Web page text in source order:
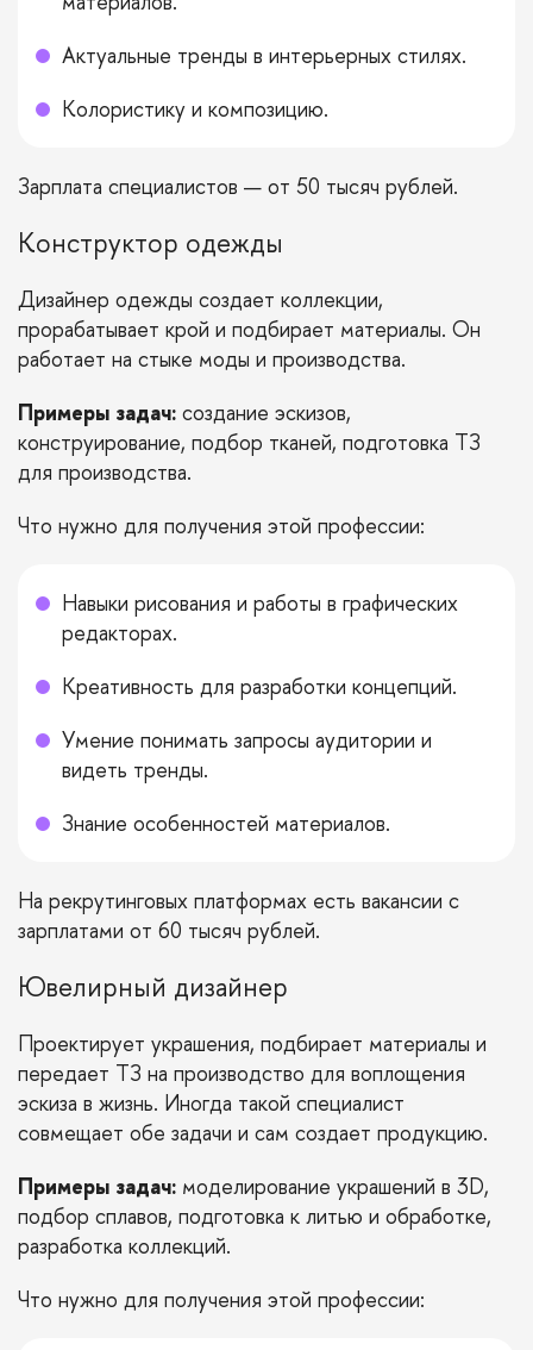
Актуальные тренды в интерьерных стилях.
Колористику и композицию.
Зарплата специалистов — от 50 тысяч рублей.
Конструктор одежды
Дизайнер одежды создает коллекции,
прорабатывает крой и подбирает материалы. Он
работает на стыке моды и производства.
Примеры задач: создание эскизов,
конструирование, подбор тканей, подготовка ТЗ
для производства.
Что нужно для получения этой профессии:
Навыки рисования и работы в графических
редакторах.
Креативность для разработки концепций.
Умение понимать запросы аудитории и
видеть тренды.
Знание особенностей материалов.
На рекрутинговых платформах есть вакансии с
зарплатами от 60 тысяч рублей.
Ювелирный дизайнер
Проектирует украшения, подбирает материалы и
передает ТЗ на производство для воплощения
эскиза в жизнь. Иногда такой специалист
совмещает обе задачи и сам создает продукцию.
Примеры задач: моделирование украшений в 3D,
подбор сплавов, подготовка к литью и обработке,
разработка коллекций.
Что нужно для получения этой профессии: